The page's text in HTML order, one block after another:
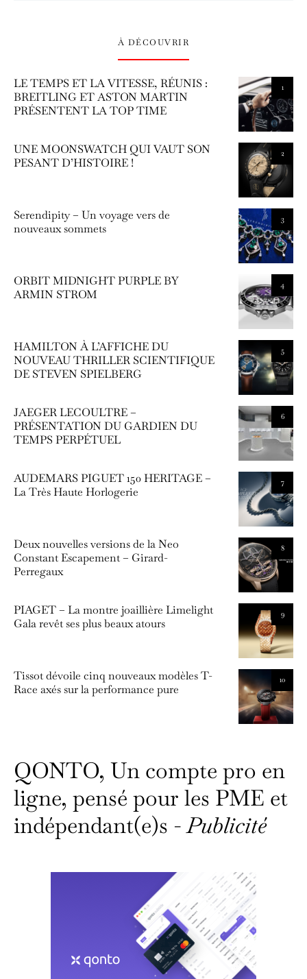
À DÉCOUVRIR
1
LE TEMPS ET LA VITESSE, RÉUNIS :
BREITLING ET ASTON MARTIN
PRÉSENTENT LA TOP TIME
2
UNE MOONSWATCH QUI VAUT SON
PESANT D’HISTOIRE !
3
Serendipity – Un voyage vers de
nouveaux sommets
4
ORBIT MIDNIGHT PURPLE BY
ARMIN STROM
5
HAMILTON À L’AFFICHE DU
NOUVEAU THRILLER SCIENTIFIQUE
DE STEVEN SPIELBERG
6
JAEGER LECOULTRE –
PRÉSENTATION DU GARDIEN DU
TEMPS PERPÉTUEL
7
AUDEMARS PIGUET 150 HERITAGE –
La Très Haute Horlogerie
8
Deux nouvelles versions de la Neo
Constant Escapement – Girard-
Perregaux
9
PIAGET – La montre joaillière Limelight
Gala revêt ses plus beaux atours
10
Tissot dévoile cinq nouveaux modèles T-
Race axés sur la performance pure
QONTO, Un compte pro en
ligne, pensé pour les PME et
indépendant(e)s -Publicité